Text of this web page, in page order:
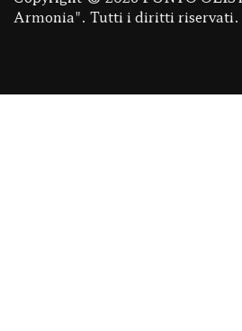
Armonia". Tutti i diritti riservati.